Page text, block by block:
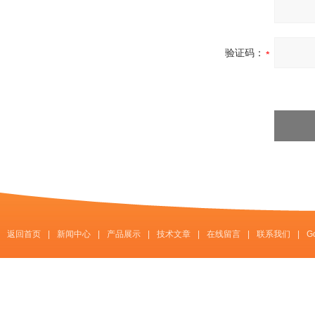
验证码：
返回首页 新闻中心 产品展示 技术文章 在线留言 联系我们